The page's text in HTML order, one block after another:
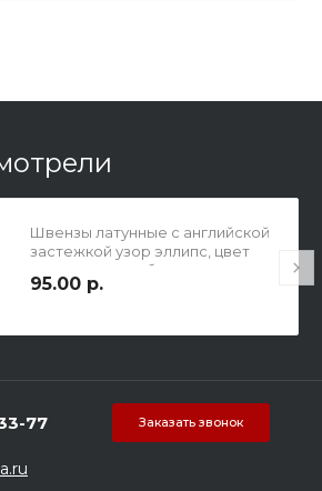
Швензы латунные с английской
застежкой узор эллипс, цвет
покрытия серебро, р-р
17х12х6,5мм, петелька снизу
95.00 р.
77 Заказать звонок